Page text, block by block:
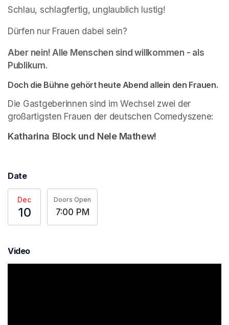
Schlau, schlagfertig, unglaublich lustig!
Dürfen nur Frauen dabei sein?
Aber nein! Alle Menschen sind willkommen - als
Publikum.
Doch die Bühne gehört heute Abend allein den Frauen.
Die Gastgeberinnen sind im Wechsel zwei der
großartigsten Frauen der deutschen Comedyszene:
Katharina Block und Nele Mathew!
Date
Dec
10
Doors Open
7:00 PM
Video